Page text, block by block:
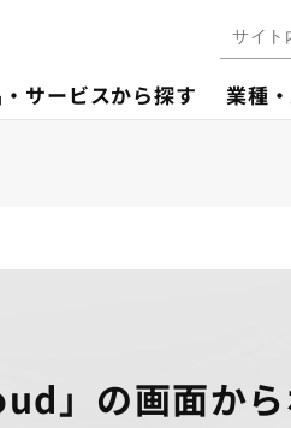
サービスから探す 業種
」の画面か